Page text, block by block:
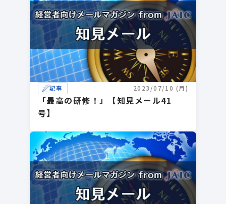
記事 2023/07/10 (月)
「最高の研修！」【知見メール41
号】